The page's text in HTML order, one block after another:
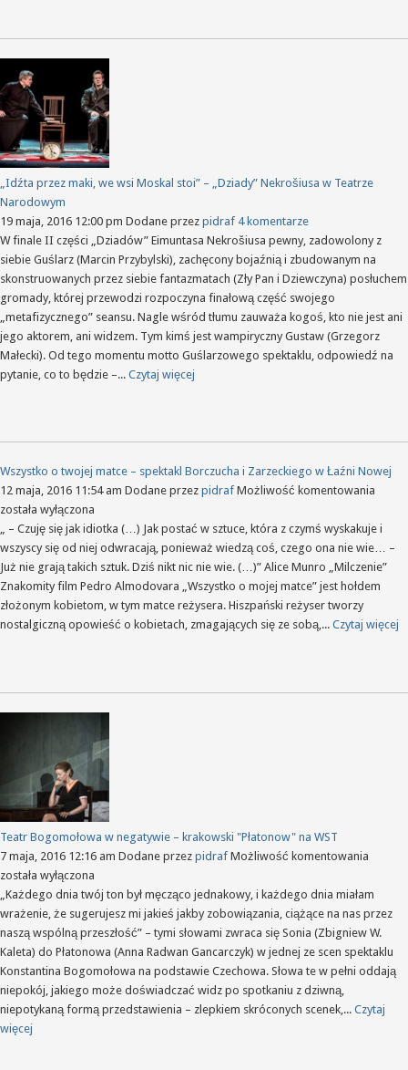
„Idźta przez maki, we wsi Moskal stoi” – „Dziady” Nekrošiusa w Teatrze
Narodowym
19 maja, 2016 12:00 pm Dodane przez pidraf 4 komentarze
W finale II części „Dziadów” Eimuntasa Nekrošiusa pewny, zadowolony z
siebie Guślarz (Marcin Przybylski), zachęcony bojaźnią i zbudowanym na
skonstruowanych przez siebie fantazmatach (Zły Pan i Dziewczyna) posłuchem
gromady, której przewodzi rozpoczyna finałową część swojego
„metafizycznego” seansu. Nagle wśród tłumu zauważa kogoś, kto nie jest ani
jego aktorem, ani widzem. Tym kimś jest wampiryczny Gustaw (Grzegorz
Małecki). Od tego momentu motto Guślarzowego spektaklu, odpowiedź na
pytanie, co to będzie –... Czytaj więcej
Wszystko o twojej matce – spektakl Borczucha i Zarzeckiego w Łaźni Nowej
12 maja, 2016 11:54 am Dodane przez pidraf Możliwość komentowania
twojej
matce
–
i
została wyłączona
„ – Czuję się jak idiotka (…) Jak postać w sztuce, która z czymś wyskakuje i
wszyscy się od niej odwracają, ponieważ wiedzą coś, czego ona nie wie… –
Już nie grają takich sztuk. Dziś nikt nic nie wie. (…)” Alice Munro „Milczenie”
Znakomity film Pedro Almodovara „Wszystko o mojej matce” jest hołdem
złożonym kobietom, w tym matce reżysera. Hiszpański reżyser tworzy
nostalgiczną opowieść o kobietach, zmagających się ze sobą,... Czytaj więcej
Teatr Bogomołowa w negatywie – krakowski "Płatonow" na WST
7 maja, 2016 12:16 am Dodane przez pidraf Możliwość komentowania
w
–
WST
została wyłączona
„Każdego dnia twój ton był męcząco jednakowy, i każdego dnia miałam
wrażenie, że sugerujesz mi jakieś jakby zobowiązania, ciążące na nas przez
naszą wspólną przeszłość” – tymi słowami zwraca się Sonia (Zbigniew W.
Kaleta) do Płatonowa (Anna Radwan Gancarczyk) w jednej ze scen spektaklu
Konstantina Bogomołowa na podstawie Czechowa. Słowa te w pełni oddają
niepokój, jakiego może doświadczać widz po spotkaniu z dziwną,
niepotykaną formą przedstawienia – zlepkiem skróconych scenek,... Czytaj
więcej